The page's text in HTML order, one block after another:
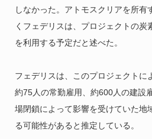
しなかった。アトモスクリアを所有
くフェデリスは、プロジェクトの炭
を利用する予定だと述べた。
フェデリスは、このプロジェクトに
約75人の常勤雇用、約600人の建設
場閉鎖によって影響を受けていた地
る可能性があると推定している。